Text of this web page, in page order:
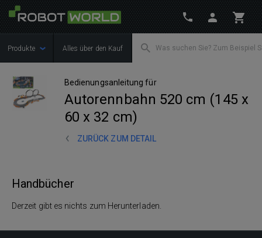
Produkte Alles über den Kauf
Bedienungsanleitung für
Autorennbahn 520 cm (145 x
60 x 32 cm)
ZURÜCK ZUM DETAIL
Handbücher
Derzeit gibt es nichts zum Herunterladen.